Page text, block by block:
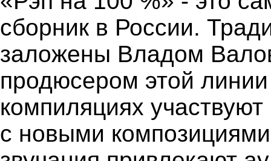
сборник в России.
заложены Владом
продюсером этой
компиляциях
с новыми